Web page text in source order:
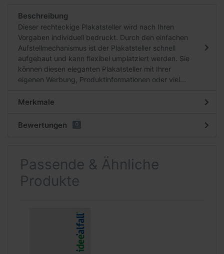
Beschreibung
Dieser rechteckige Plakatsteller wird nach Ihren
Vorgaben individuell bedruckt. Durch den einfachen
Aufstellmechanismus ist der Plakatsteller schnell
aufgebaut und kann flexibel umplatziert werden. Sie
können diesen eleganten Plakatsteller mit Ihrer
eigenen Werbung, Produktinformationen oder viel...
Merkmale
Bewertungen 0
Passende & Ähnliche
Produkte